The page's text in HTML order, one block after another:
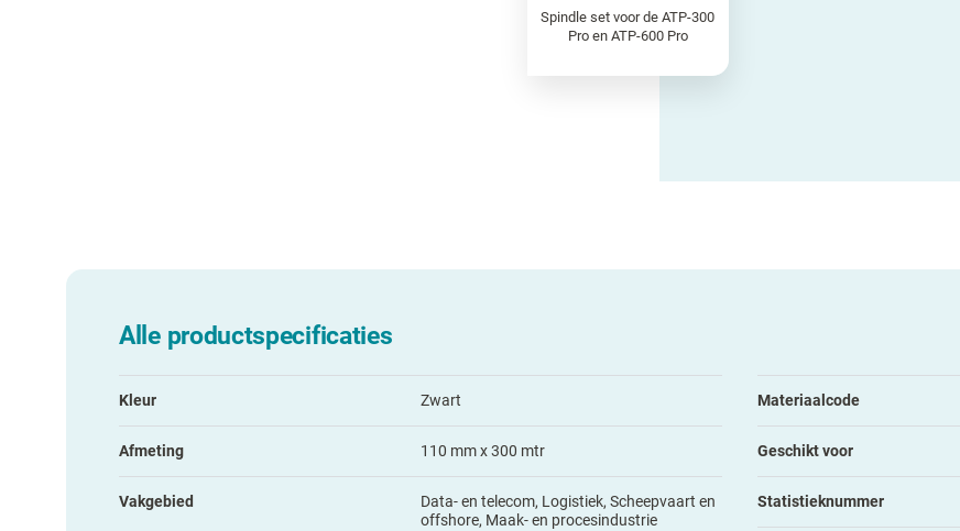
Spindle set voor de ATP-300
Pro en ATP-600 Pro
Alle productspecificaties
Kleur Zwart Materiaalcode
Afmeting 110 mm x 300 mtr Geschikt voor
Vakgebied
Data- en telecom, Logistiek, Scheepvaart en
offshore, Maak- en procesindustrie
Statistieknummer